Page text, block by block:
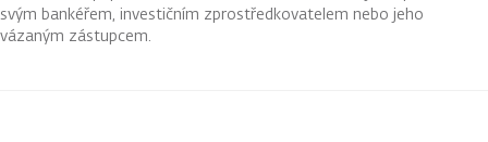
svým bankéřem, investičním zprostředkovatelem nebo jeho
vázaným zástupcem.